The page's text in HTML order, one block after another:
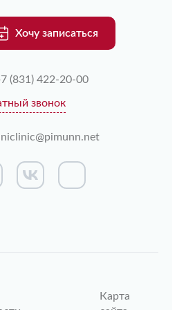
Хочу записаться
(831) 422-20-00
звонок
Карта